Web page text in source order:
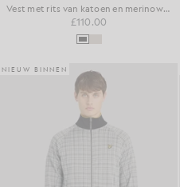
Vest met rits van katoen en merinowol
£110.00
NIEUW BINNEN